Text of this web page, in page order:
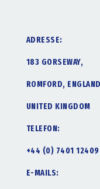
ADRESSE:
183 GORSEWAY,
ROMFORD,
UNITED KINGDOM
TELEFON:
+44 (0) 7401
E-MAILS: